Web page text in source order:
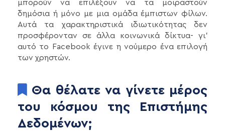
μπορούν να επιλέξουν να τα μοιραστούν
δημόσια ή μόνο με μια ομάδα έμπιστων φίλων.
Αυτά τα χαρακτηριστικά ιδιωτικότητας δεν
προσφέρονταν σε άλλα κοινωνικά δίκτυα- γι'
αυτό το Facebook έγινε η νούμερο ένα επιλογή
των χρηστών.
Θα θέλατε να γίνετε μέρος
του κόσμου της Επιστήμης
Δεδομένων;